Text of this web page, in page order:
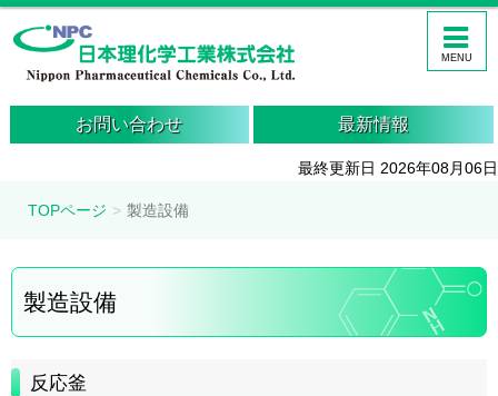
お問い合わせ 最新情報
最終更新日 2026年08月06日
TOPページ 製造設備
製造設備
反応釜
MENU